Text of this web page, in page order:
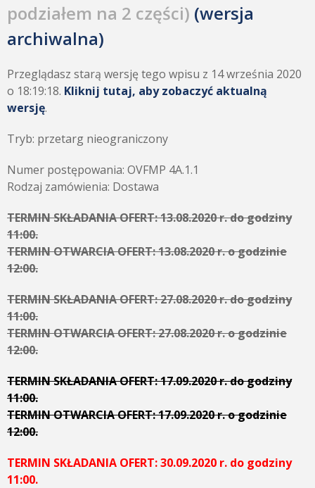
podziałem na 2 części) (wersja
archiwalna)
Przeglądasz starą wersję tego wpisu z 14 września 2020
o 18:19:18. Kliknij tutaj, aby zobaczyć aktualną
wersję.
Tryb: przetarg nieograniczony
Numer postępowania: OVFMP 4A.1.1
Rodzaj zamówienia: Dostawa
TERMIN SKŁADANIA OFERT: 13.08.2020 r. do godziny
11:00.
TERMIN OTWARCIA OFERT: 13.08.2020 r. o godzinie
12:00.
TERMIN SKŁADANIA OFERT: 27.08.2020 r. do godziny
11:00.
TERMIN OTWARCIA OFERT: 27.08.2020 r. o godzinie
12:00.
TERMIN SKŁADANIA OFERT: 17.09.2020 r. do godziny
11:00.
TERMIN OTWARCIA OFERT: 17.09.2020 r. o godzinie
12:00.
TERMIN SKŁADANIA OFERT: 30.09.2020 r. do godziny
11:00.